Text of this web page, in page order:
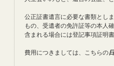
公正証書遺言に必要な書類とし
もの、受遺者の免許証等の本人
含まれる場合には登記事項証明
費用につきましては、こちらの